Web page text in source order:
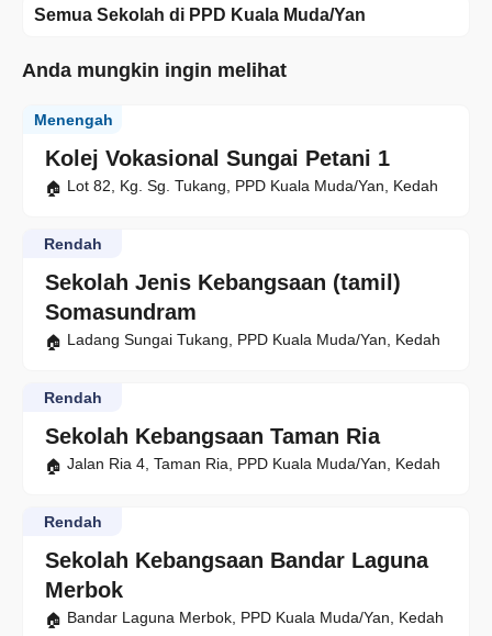
Semua Sekolah di PPD Kuala Muda/Yan
Anda mungkin ingin melihat
Kolej Vokasional Sungai Petani 1
Menengah
Lot 82, Kg. Sg. Tukang, PPD Kuala Muda/Yan, Kedah
Sekolah Jenis Kebangsaan (tamil)
Somasundram
Rendah
Ladang Sungai Tukang, PPD Kuala Muda/Yan, Kedah
Sekolah Kebangsaan Taman Ria
Rendah
Jalan Ria 4, Taman Ria, PPD Kuala Muda/Yan, Kedah
Sekolah Kebangsaan Bandar Laguna
Merbok
Rendah
Bandar Laguna Merbok, PPD Kuala Muda/Yan, Kedah